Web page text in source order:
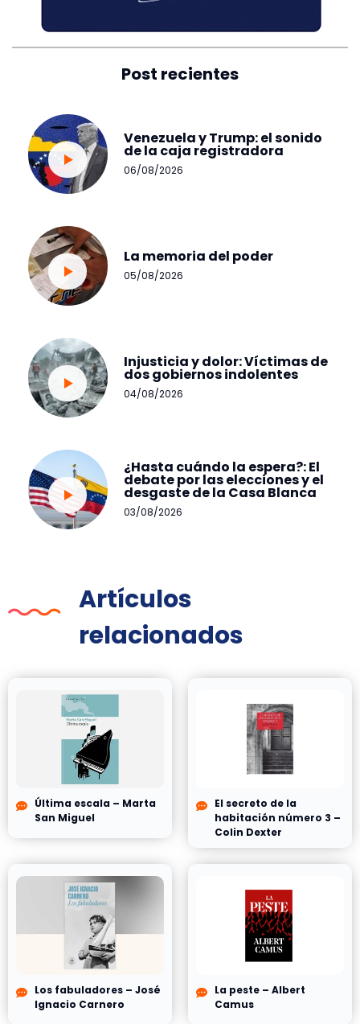
Post recientes
Venezuela y Trump: el sonido
de la caja registradora
06/08/2026
La memoria del poder
05/08/2026
Injusticia y dolor: Víctimas de
dos gobiernos indolentes
04/08/2026
¿Hasta cuándo la espera?: El
debate por las elecciones y el
desgaste de la Casa Blanca
03/08/2026
Artículos
relacionados
Última escala – Marta
San Miguel
El secreto de la
habitación número 3 –
Colin Dexter
Los fabuladores – José
Ignacio Carnero
La peste – Albert
Camus